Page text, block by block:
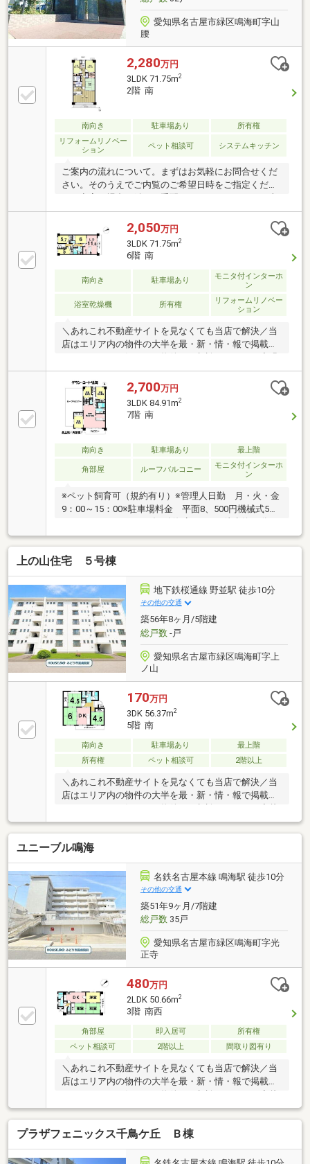
ｍ）
愛知県名古屋市緑区鳴海町字山
腰
2,280万円
3LDK 71.75m2
2階 南
南向き 駐車場あり
所有権
リフォームリノベー
ション
ペット相談可 システムキッチン
ご案内の流れについて。まずはお気軽にお問合せくだ
さい。そのうえでご内覧のご希望日時をご指定くださ
主様がお住まい中の場合は、日時調整をいたします。
その際にご要望をいただければ、周辺施設もご案内さ
せていただきます。■間取り3LDK■名鉄名古屋本線
「鳴海」駅徒歩約9分■近隣月極駐車場確保（月額7000
クロス張替、和室畳新調、システムキッチン新規交
換、トイレ新規交換、洗面所新規交換等）～周辺環境
～緑小学校・・・約550ｍ（徒歩約7分）
2,050万円
3LDK 71.75m2
6階 南
南向き 駐車場あり
モニタ付インターホ
ン
浴室乾燥機 所有権
リフォームリノベー
ション
＼あれこれ不動産サイトを見なくても当店で解決／当
店はエリア内の物件の大半を最・新・情・報で掲載！
ほかのページで気になる物件もご相談ください。◆緑
小学校／左京山中学校◆名鉄名古屋本線「鳴海」駅ま
で徒歩約10分◆ペット相談可能◆キッチン設備・トイ
レリフォーム済み◎◆駐車場2台分あり（機械式）※写
真をクリックすると、詳細をご覧いただけます。＝＝
＝＝＝＝＝＝＝＝＝＝＝＝＝＝＝＝＝＝＝＝＝＝＝お
客様のご都合に合わせてご案内します。お気軽にお問
い合わせください。＝＝＝＝＝＝＝＝＝＝＝＝＝＝＝
2,700万円
3LDK 84.91m2
7階 南
南向き 駐車場あり 最上階
角部屋 ルーフバルコニー
モニタ付インターホ
ン
※ペット飼育可（規約有り）※管理人日勤 月・火・金
9：00～15：00※駐車場料金 平面8、500円機械式5、
500～7、500円●ヤマダイ鳴海店800ｍ（徒歩約10分）
●ファミリーマート緑鳴海店450ｍ（徒歩約6分）●緑区
役所550ｍ（徒歩約7分）●鳴海幼稚園550ｍ（徒歩約7
分）●名古屋鳴海郵便局550ｍ（徒歩約7分）
上の山住宅 ５号棟
地下鉄桜通線 野並駅 徒歩10分
その他の交通
築56年8ヶ月/5階建
総戸数-戸
愛知県名古屋市緑区鳴海町字上
ノ山
170万円
3DK 56.37m2
5階 南
南向き 駐車場あり
最上階
所有権
ペット相談可 2階以上
＼あれこれ不動産サイトを見なくても当店で解決／当
店はエリア内の物件の大半を最・新・情・報で掲載！
平小学校／千鳥丘中学校◆地下鉄桜通線「野並」駅ま
で徒歩約10分◆ほっと一息つける和室◎押入収納も充
実◆南側バルコニー◆徒歩圏内の周辺環境充実※写真
をクリックすると、詳細をご覧いただけます。＝＝＝
＝＝＝＝＝＝＝＝＝＝＝＝＝＝＝＝＝＝＝＝＝＝《気
軽にお寄り下さい♪》店内にキッズスペースも完備♪お
子様連れでも気軽に立ち寄っていただけるお店です。
＝＝＝＝＝＝＝＝＝＝＝＝＝＝＝＝＝＝＝＝＝＝＝＝
＝
ユニーブル鳴海
名鉄名古屋本線 鳴海駅 徒歩10分
その他の交通
築51年9ヶ月/7階建
総戸数35戸
愛知県名古屋市緑区鳴海町字光
正寺
480万円
2LDK 50.66m2
3階 南西
角部屋 即入居可
所有権
ペット相談可
2階以上 間取り図有り
＼あれこれ不動産サイトを見なくても当店で解決／当
店はエリア内の物件の大半を最・新・情・報で掲載！
平小学校／千鳥丘中学校◆名鉄名古屋本線「鳴海」駅
まで徒歩約10分◆ペット飼育可（規則あり）◆キッチ
ン・浴室に窓有◆周辺環境充実※写真をクリックする
と、詳細をご覧いただけます。＝＝＝＝＝＝＝＝＝＝
＝＝＝＝＝＝＝＝＝＝＝＝＝＝＝家族の一員であり、
プラザフェニックス千鳥ケ丘 Ｂ棟